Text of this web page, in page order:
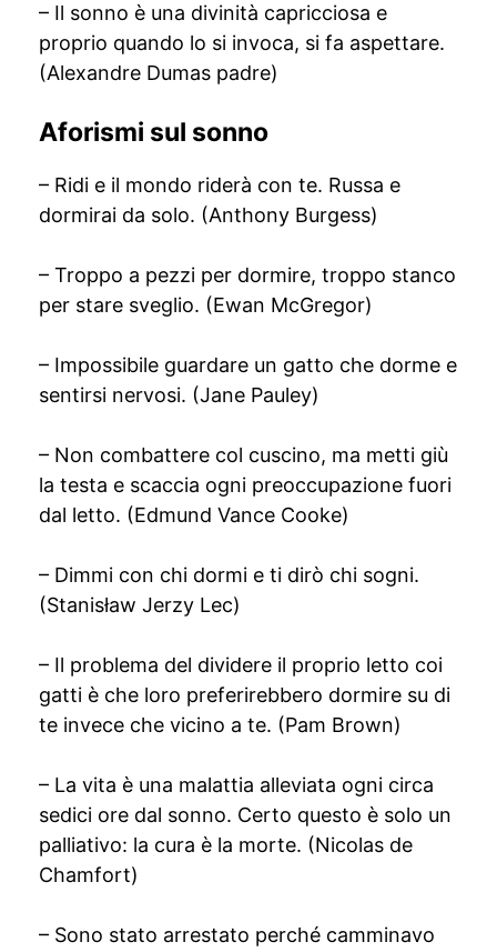
– Il sonno è una divinità capricciosa e
proprio quando lo si invoca, si fa aspettare.
(Alexandre Dumas padre)
Aforismi sul sonno
– Ridi e il mondo riderà con te. Russa e
dormirai da solo. (Anthony Burgess)
– Troppo a pezzi per dormire, troppo stanco
per stare sveglio. (Ewan McGregor)
– Impossibile guardare un gatto che dorme e
sentirsi nervosi. (Jane Pauley)
– Non combattere col cuscino, ma metti giù
la testa e scaccia ogni preoccupazione fuori
dal letto. (Edmund Vance Cooke)
– Dimmi con chi dormi e ti dirò chi sogni.
(Stanisław Jerzy Lec)
– Il problema del dividere il proprio letto coi
gatti è che loro preferirebbero dormire su di
te invece che vicino a te. (Pam Brown)
– La vita è una malattia alleviata ogni circa
sedici ore dal sonno. Certo questo è solo un
palliativo: la cura è la morte. (Nicolas de
Chamfort)
– Sono stato arrestato perché camminavo